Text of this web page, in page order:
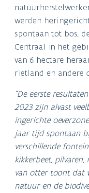
werden
spontaan tot bos,
Centraal in het
van 6 hectare
rietland en andere
“De eerste
2023 zijn alvast
ingerichte
jaar tijd spontaan
verschillende
kikkerbeet,
van otter toont dat
natuur en de